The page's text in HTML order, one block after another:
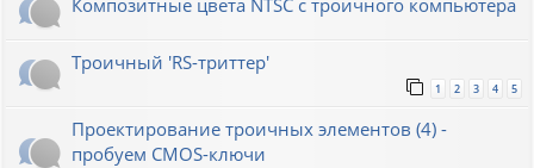
Троичный 'RS-триттер'
1 2 3 4 5
Проектирование троичных элементов (4) -
пробуем CMOS-ключи